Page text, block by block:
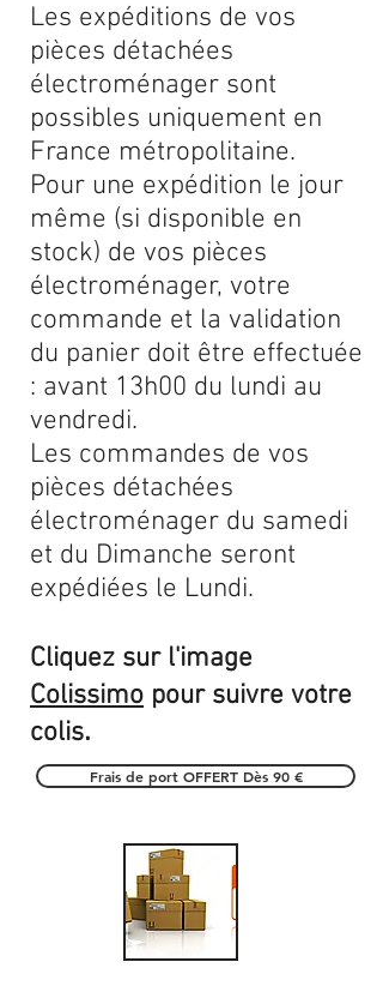
Les expéditions de vos
pièces détachées
électroménager sont
possibles uniquement en
France métropolitaine.
Pour une expédition le jour
même (si disponible en
stock) de vos pièces
électroménager, votre
commande et la validation
du panier doit être effectuée
: avant 13h00 du lundi au
vendredi.
Les commandes de vos
pièces détachées
électroménager du samedi
et du Dimanche seront
expédiées le Lundi.
Cliquez sur l'image
Colissimo pour suivre votre
colis.
Frais de port OFFERT Dès 90 €